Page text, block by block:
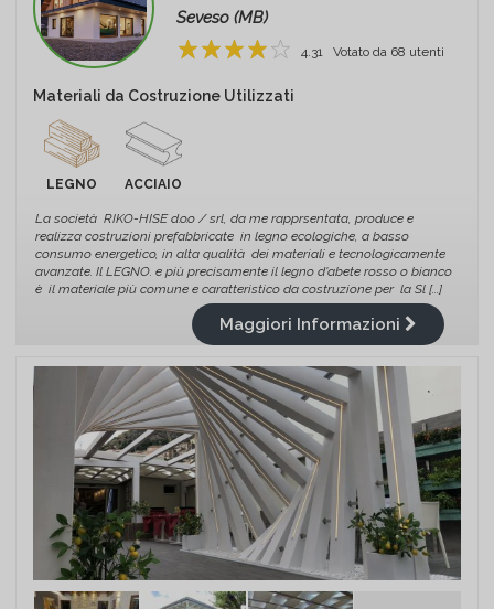
Seveso (MB)
4.31 Votato da 68 utenti
Materiali da Costruzione Utilizzati
LEGNO ACCIAIO
La società RIKO-HISE d.o.o / srl, da me rapprsentata, produce e
realizza costruzioni prefabbricate in legno ecologiche, a basso
consumo energetico, in alta qualità dei materiali e tecnologicamente
avanzate. Il LEGNO. e più precisamente il legno d'abete rosso o bianco
è il materiale più comune e caratteristico da costruzione per la Sl [...]
Maggiori Informazioni